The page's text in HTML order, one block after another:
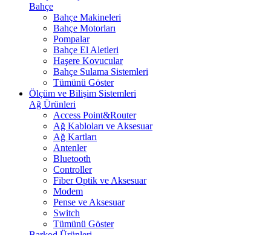
Bahçe
Bahçe Makineleri
Bahçe Motorları
Pompalar
Bahçe El Aletleri
Haşere Kovucular
Bahçe Sulama Sistemleri
Tümünü Göster
Ölçüm ve Bilişim Sistemleri
Ağ Ürünleri
Access Point&Router
Ağ Kabloları ve Aksesuar
Ağ Kartları
Antenler
Bluetooth
Controller
Fiber Optik ve Aksesuar
Modem
Pense ve Aksesuar
Switch
Tümünü Göster